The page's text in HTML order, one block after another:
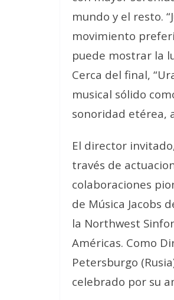
mundo y el resto.
movimiento
puede mostrar la
Cerca del final,
musical sólido
sonoridad etérea,
El director
través de
colaboraciones
de Música Jacobs
la Northwest
Américas. Como
Petersburgo
celebrado por su